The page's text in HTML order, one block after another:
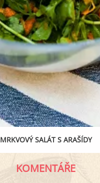
MRKVOVÝ SALÁT S ARAŠÍDY
KOMENTÁŘE